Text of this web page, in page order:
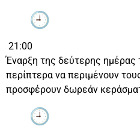
21:00
Έναρξη της δεύτερης ημέρας
περίπτερα να περιμένουν
προσφέρουν δωρεάν